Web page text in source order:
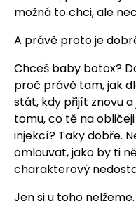
možná to chci, ale
A právě proto je
Chceš baby botox?
proč právě tam, jak
stát, kdy přijít znovu
tomu, co tě na
injekcí? Taky dobře.
omlouvat, jako by ti
charakterový
Jen si u toho nelžeme.